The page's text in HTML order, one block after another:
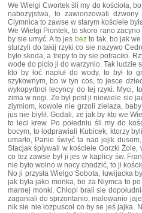
We Wielgi Cwortek śli my do kościoła,
nabozyjstwa, to zawionzowali
Ciymnica to zawse w starym kościele
We Wielgi Piontek, to skoro rano
by sie umyć. A to jes bezto tak, bo jak
sturzyli do takij rzyki co sie nazywo
było skoda, a trepy to by sie potraciło.
wode do picio ji do warzynio. Tak ludzie
kto by łoć napluł do wody, to był to
szykownym, bo w tyn cos, to jesce
wykopyrtnoł lecyncy do tej rzyki. Myci,
zima w nogi. Ze był post ji niewiele sie
ziymiom, kowole nie grzoli zielaza,
jus nie biylił. Godali, ze jak by kto we
to leci krew. Po połedniu śli my do
bocym, to łodprawiali Kubicek, ktorzy
umarło, Panie świyć ta nad jejik
Stacjak śpiywali w kościele Gorzki Żole,
co tez zawse był ji jes w kaplicy św.
nie było wolno w nocy chodzić, to ji
No ji przysła Wielgo Sobota, łuwijacka
jak była jako monka, bo za Niymca to
marnej monki. Chłopi brali sie
zaganiali do sprzontanio, malowanio
nik sie nie łozpuscoł co by se jeś jajka.